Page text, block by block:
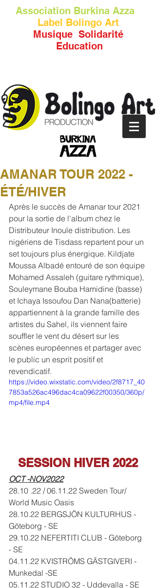
Association Burkina Azza
Label Bolingo Art
Musique Solidarité
Education
AMANAR TOUR 2022 -
ÉTÉ/HIVER
Après le succès de Amanar tour 2021
pour la sortie de l'album chez le
Distributeur Inouïe distribution. Les
nigériens de Tisdass repartent pour un
set toujours plus énergique. Kildjate
Moussa Albadé entouré de son équipe
Mohamed Assaleh (guitare rythmique),
Souleymane Bouba Hamidine (basse)
et Ichaya Issoufou Dan Nana(batterie)
appartiennent à la grande famille des
artistes du Sahel, ils viennent faire
souffler le vent du désert sur les
scènes européennes et partager avec
le public un esprit positif et
revendicatif.
https://video.wixstatic.com/video/2f8717_40
7853a526ac496dac4ca09622f00350/360p/
mp4/file.mp4
SESSION HIVER 2022
OCT -NOV2022
28.10 .22 / 06.11.22 Sweden Tour/
World Music Oasis
28.10.22 BERGSJÖN KULTURHUS -
Göteborg - SE
29.10.22 NEFERTITI CLUB - Göteborg
- SE
04.11.22 KVISTRÖMS GÄSTGIVERI -
Munkedal -SE
05.11.22 STUDIO 32 - Uddevalla - SE